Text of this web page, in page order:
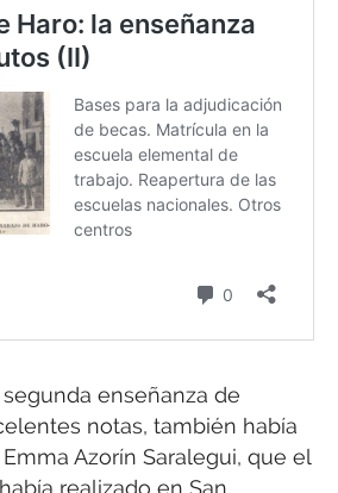
enseñanza de
notas, también había
Azorín Saralegui, que el
realizado en San